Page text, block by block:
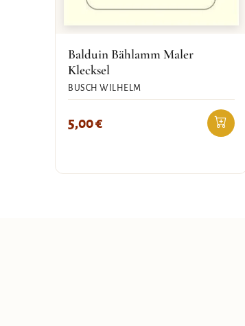
Balduin Bählamm Maler
Klecksel
BUSCH WILHELM
5,00€